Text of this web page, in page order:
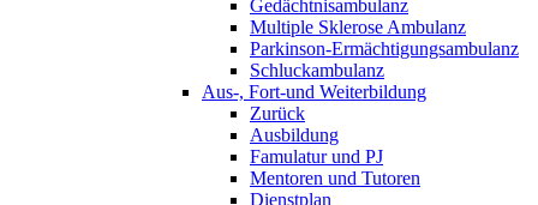
Gedächtnisambulanz
Multiple Sklerose Ambulanz
Parkinson-Ermächtigungsambulanz
Schluckambulanz
Aus-, Fort-und Weiterbildung
Zurück
Ausbildung
Famulatur und PJ
Mentoren und Tutoren
Dienstplan